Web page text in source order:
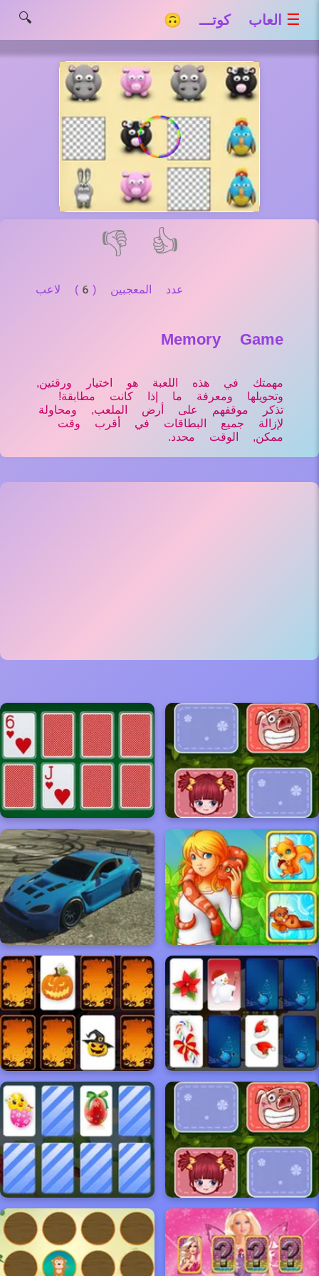
☰ العاب كوتـــ 🙃 🔍
👍
👎
عدد المعجبين (6) لاعب
Memory Game
مهمتك في هذه اللعبة هو اختيار ورقتين,
وتحويلها ومعرفة ما إذا كانت مطابقة!
تذكر موقفهم على أرض الملعب, ومحاولة
لإزالة جميع البطاقات في أقرب وقت
ممكن, الوقت محدد.